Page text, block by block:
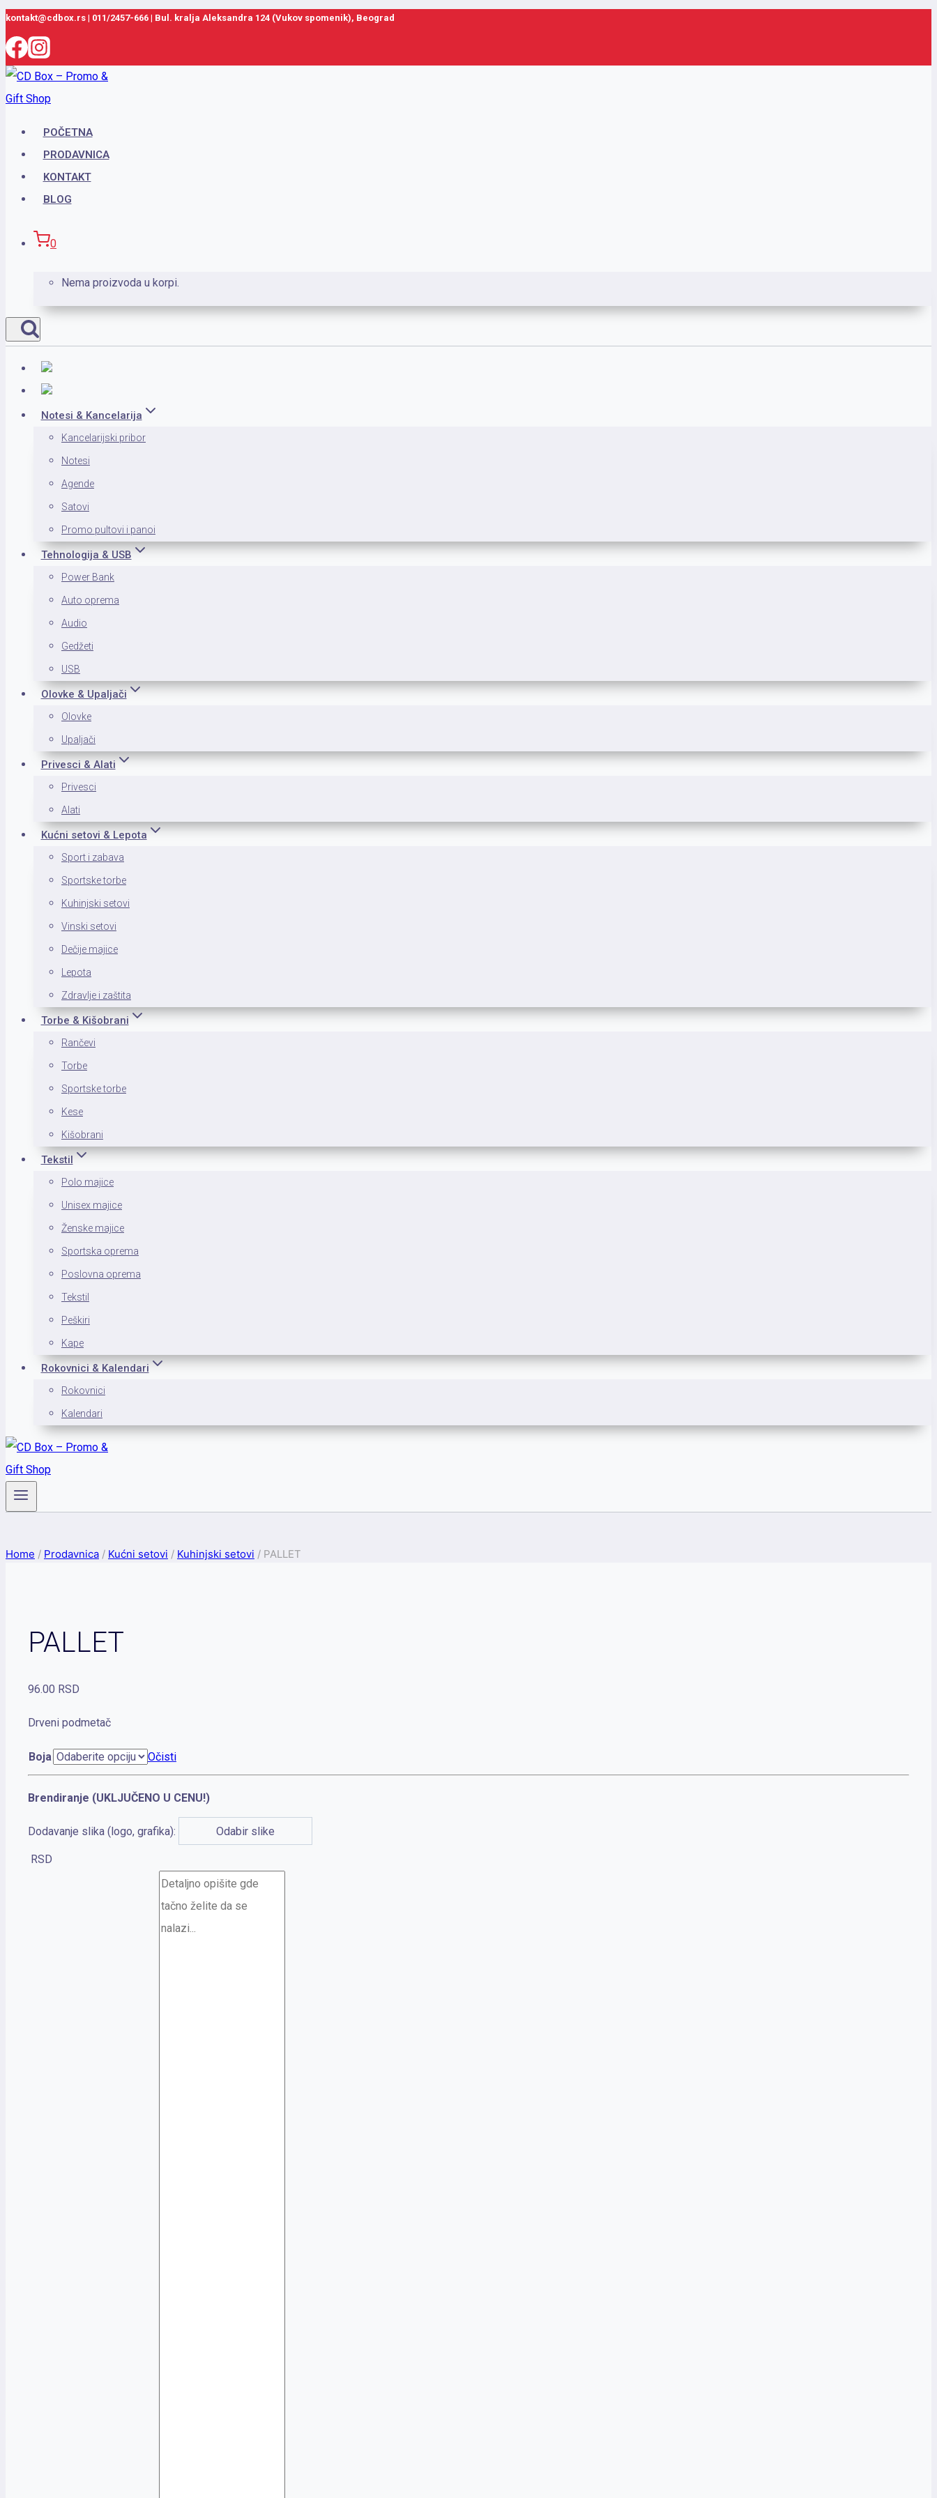
Skip
to
content
kontakt@cdbox.rs | 011/2457-666 | Bul. kralja Aleksandra 124 (Vukov spomenik), Beograd
POČETNA
PRODAVNICA
KONTAKT
BLOG
0
Nema proizvoda u korpi.
Notesi & Kancelarija
Kancelarijski pribor
Notesi
Agende
Satovi
Promo pultovi i panoi
Tehnologija & USB
Power Bank
Auto oprema
Audio
Gedžeti
USB
Olovke & Upaljači
Olovke
Upaljači
Privesci & Alati
Privesci
Alati
Kućni setovi & Lepota
Sport i zabava
Sportske torbe
Kuhinjski setovi
Vinski setovi
Dečije majice
Lepota
Zdravlje i zaštita
Torbe & Kišobrani
Rančevi
Torbe
Sportske torbe
Kese
Kišobrani
Tekstil
Polo majice
Unisex majice
Ženske majice
Sportska oprema
Poslovna oprema
Tekstil
Peškiri
Kape
Rokovnici & Kalendari
Rokovnici
Kalendari
Home / Prodavnica / Kućni setovi / Kuhinjski setovi / PALLET
PALLET
96.00 RSD
Drveni podmetač
Boja Očisti
Brendiranje (UKLJUČENO U CENU!)
Dodavanje slika (logo, grafika): Odabir slike
RSD